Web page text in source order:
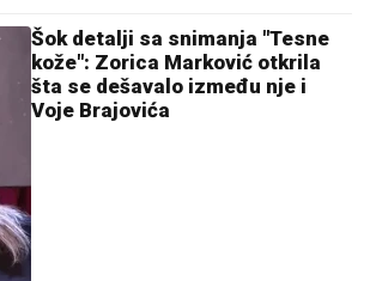
Šok detalji sa snimanja "Tesne
kože": Zorica Marković otkrila
šta se dešavalo između nje i
Voje Brajovića